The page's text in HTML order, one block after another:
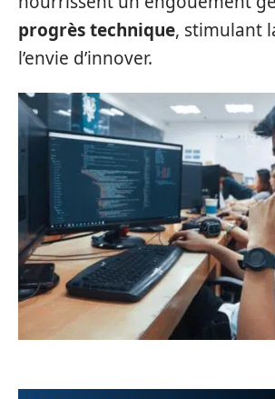
progrès technique, stimulant
l’envie d’innover.